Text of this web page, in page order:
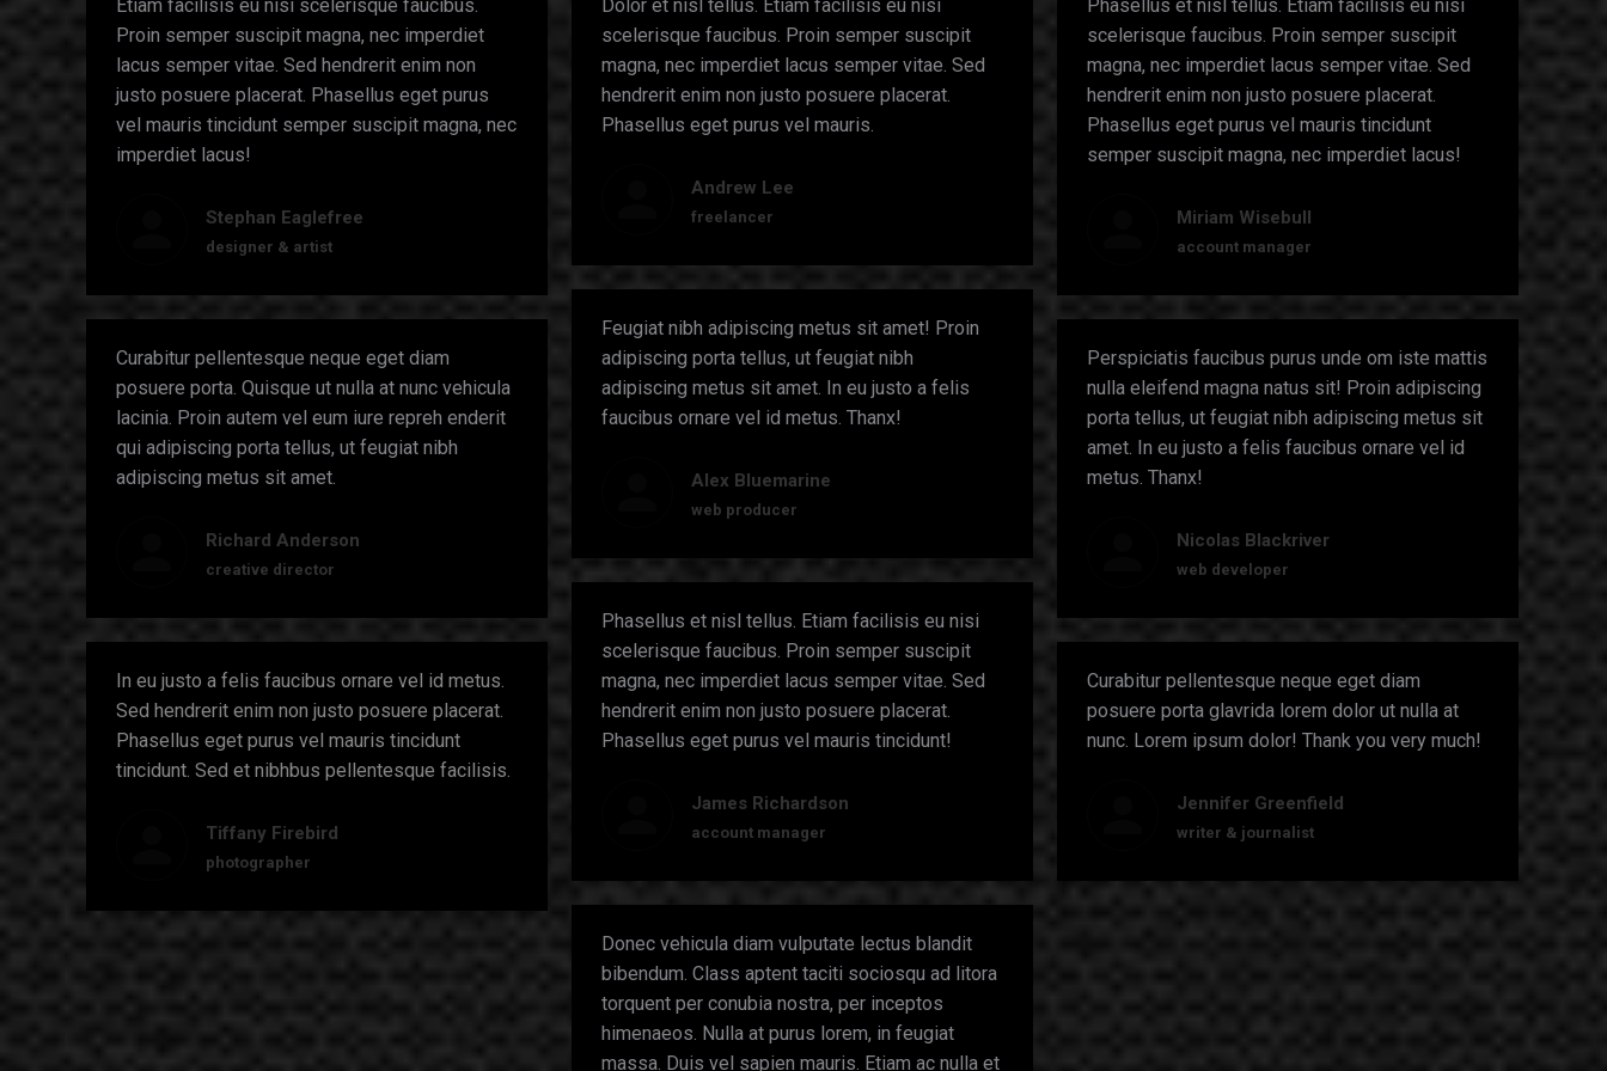
Etiam facilisis eu nisi scelerisque faucibus.
Proin semper suscipit magna, nec imperdiet
lacus semper vitae. Sed hendrerit enim non
justo posuere placerat. Phasellus eget purus
vel mauris tincidunt semper suscipit magna, nec
imperdiet lacus!
Stephan Eaglefree
designer & artist
Dolor et nisl tellus. Etiam facilisis eu nisi
scelerisque faucibus. Proin semper suscipit
magna, nec imperdiet lacus semper vitae. Sed
hendrerit enim non justo posuere placerat.
Phasellus eget purus vel mauris.
Andrew Lee
freelancer
Phasellus et nisl tellus. Etiam facilisis eu nisi
scelerisque faucibus. Proin semper suscipit
magna, nec imperdiet lacus semper vitae. Sed
hendrerit enim non justo posuere placerat.
Phasellus eget purus vel mauris tincidunt
semper suscipit magna, nec imperdiet lacus!
Miriam Wisebull
account manager
Feugiat nibh adipiscing metus sit amet! Proin
adipiscing porta tellus, ut feugiat nibh
adipiscing metus sit amet. In eu justo a felis
faucibus ornare vel id metus. Thanx!
Alex Bluemarine
web producer
Curabitur pellentesque neque eget diam
posuere porta. Quisque ut nulla at nunc vehicula
lacinia. Proin autem vel eum iure repreh enderit
qui adipiscing porta tellus, ut feugiat nibh
adipiscing metus sit amet.
Richard Anderson
creative director
Perspiciatis faucibus purus unde om iste mattis
nulla eleifend magna natus sit! Proin adipiscing
porta tellus, ut feugiat nibh adipiscing metus sit
amet. In eu justo a felis faucibus ornare vel id
metus. Thanx!
Nicolas Blackriver
web developer
Phasellus et nisl tellus. Etiam facilisis eu nisi
scelerisque faucibus. Proin semper suscipit
magna, nec imperdiet lacus semper vitae. Sed
hendrerit enim non justo posuere placerat.
Phasellus eget purus vel mauris tincidunt!
James Richardson
account manager
In eu justo a felis faucibus ornare vel id metus.
Sed hendrerit enim non justo posuere placerat.
Phasellus eget purus vel mauris tincidunt
tincidunt. Sed et nibhbus pellentesque facilisis.
Tiffany Firebird
photographer
Curabitur pellentesque neque eget diam
posuere porta glavrida lorem dolor ut nulla at
nunc. Lorem ipsum dolor! Thank you very much!
Jennifer Greenfield
writer & journalist
Donec vehicula diam vulputate lectus blandit
bibendum. Class aptent taciti sociosqu ad litora
torquent per conubia nostra, per inceptos
himenaeos. Nulla at purus lorem, in feugiat
massa. Duis vel sapien mauris. Etiam ac nulla et